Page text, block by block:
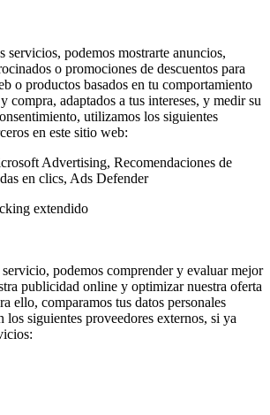
servicios, podemos mostrarte anuncios,
o promociones de descuentos para
o productos basados en tu comportamiento
compra, adaptados a tus intereses, y medir su
utilizamos los siguientes
en este sitio web:
Advertising, Recomendaciones de
en clics, Ads Defender
extendido
servicio, podemos comprender y evaluar mejor
publicidad online y optimizar nuestra oferta
ello, comparamos tus datos personales
los siguientes proveedores externos, si ya